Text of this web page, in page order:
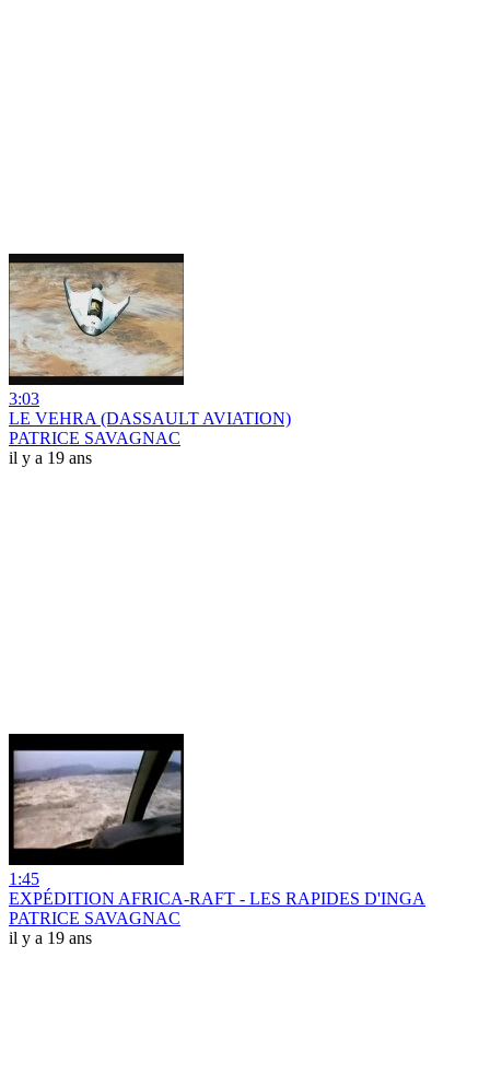
3:03
LE VEHRA (DASSAULT AVIATION)
PATRICE SAVAGNAC
il y a 19 ans
1:45
EXPÉDITION AFRICA-RAFT - LES RAPIDES D'INGA
PATRICE SAVAGNAC
il y a 19 ans